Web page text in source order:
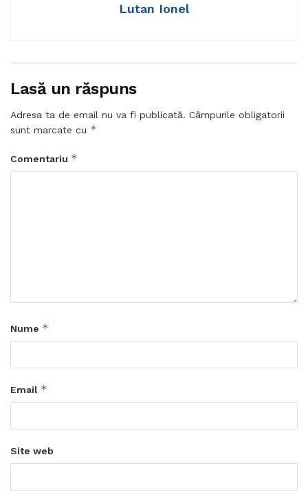
Lutan Ionel
Lasă un răspuns
Adresa ta de email nu va fi publicată. Câmpurile obligatorii
sunt marcate cu *
Comentariu *
Nume *
Email *
Site web